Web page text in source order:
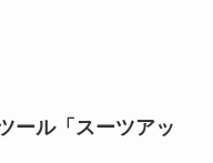
ール「スーツアッ